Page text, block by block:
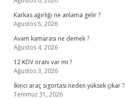
Karkas ağırlığı ne anlama gelir ?
Ağustos 5, 2026
Avam kamarası ne demek ?
Ağustos 4, 2026
12 KDV oranı var mı ?
Ağustos 3, 2026
İkinci araç sigortası neden yüksek çıkar ?
Temmuz 31, 2026